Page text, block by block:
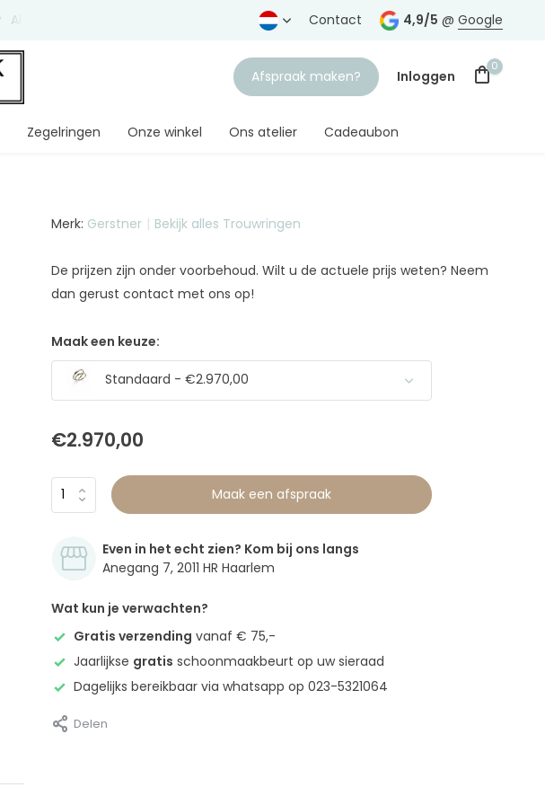
Al Gratis verzending vanaf € 75,-
Contact 4,9/5 @ Google
Afspraak maken? Inloggen
0
Zegelringen Onze winkel Ons atelier Cadeaubon
Merk: Gerstner Bekijk alles Trouwringen
De prijzen zijn onder voorbehoud. Wilt u de actuele prijs weten? Neem
dan gerust contact met ons op!
Maak een keuze:
Standaard - €2.970,00
€2.970,00
Maak een afspraak
Even in het echt zien? Kom bij ons langs
Anegang 7, 2011 HR Haarlem
Wat kun je verwachten?
Gratis verzending vanaf € 75,-
Jaarlijkse gratis schoonmaakbeurt op uw sieraad
Dagelijks bereikbaar via whatsapp op 023-5321064
Delen